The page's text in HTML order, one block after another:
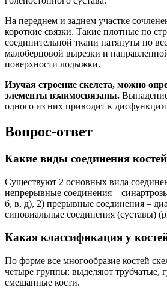
На переднем и заднем участке
короткие связки. Такие плотные по
соединительной ткани натянуты по
малоберцовой вырезки и
поверхности лодыжки.
Изучая строение скелета, можно
элементы взаимосвязаны.
одного из них приводит к дисфункции
Вопрос-ответ
Какие виды соединения
Существуют 2 основных вида
непрерывные соединения –
б, в, д), 2) прерывные соединения –
синовиальные соединения (суставы)
Какая классификация у
По форме все многообразие костей
четыре группы: выделяют трубчатые,
смешанные кости.